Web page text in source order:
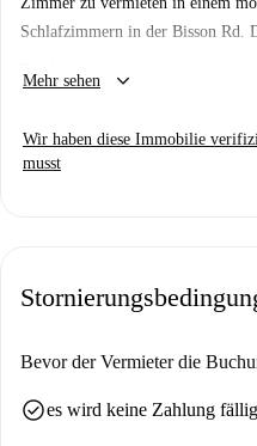
Schlafzimmern in der Bisson Rd.
Das Hotel liegt in London, in
Mehr sehen keyboard_arrow_down
Wir haben diese Immobilie
musst
Bevor der Vermieter die
check_circlees wird keine Zahlung fällig